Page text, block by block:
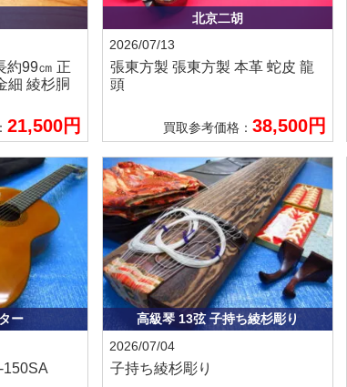
約99㎝ 正
細 綾杉胴
21,500円
北京二胡
2026/07/13
張東方製 張東方製 本革 蛇皮 龍
頭
買取参考価格： 38,500円
ー
150SA
高級琴 13弦 子持ち綾杉彫り
2026/07/04
子持ち綾杉彫り